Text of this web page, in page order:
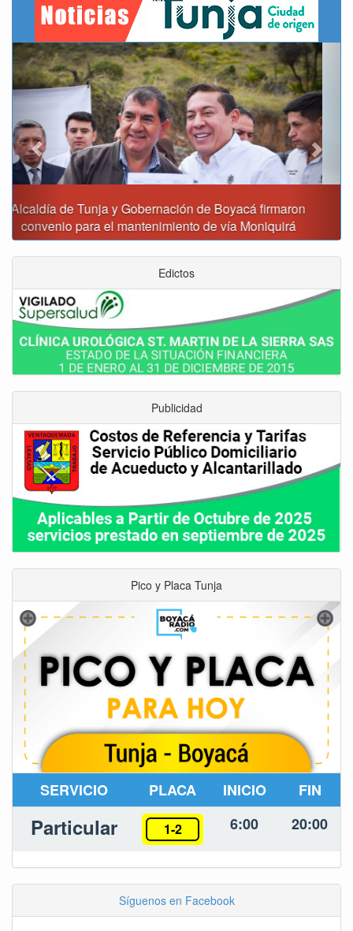
Reporte del tiempo en Boyacá para el viernes
Previous Next
Edictos
Publicidad
Pico y Placa Tunja
SERVICIO PLACA INICIO FIN
Particular 1-2 6:00 20:00
Síguenos en Facebook